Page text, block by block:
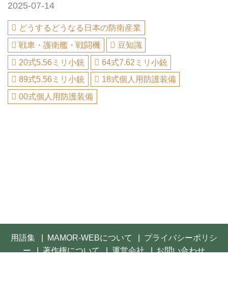
2025-07-14
どうするどうなる日本の防衛産業
戦車・護衛艦・戦闘機
豆知識
20式5.56ミリ小銃
64式7.62ミリ小銃
89式5.56ミリ小銃
18式個人用防護装備
00式個人用防護装備
用語集 MAMOR-WEBについて
プライバシーポリシ
ー
著作権について 運営会社
お問い合わせ